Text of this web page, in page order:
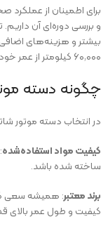
برای اطمینان از عملکرد
و بررسی دوره‌ای آن
۶۰,۰۰۰ کیلومتر از عمر خودرو، دسته موتور شاتونی بررسی شود.
چگونه دسته
در انتخاب دسته موتور
کیفیت مواد استفاده‌شده
ساخته شده باشد.
برند معتبر: همیشه سعی
کیفیت و طول عمر بالای